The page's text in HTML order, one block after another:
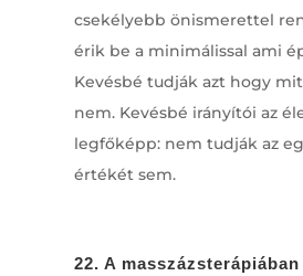
csekélyebb önismerettel
érik be a minimálissal ami
Kevésbé tudják azt hogy
nem. Kevésbé irányítói az
legfőképp: nem tudják az
értékét sem.
22. A